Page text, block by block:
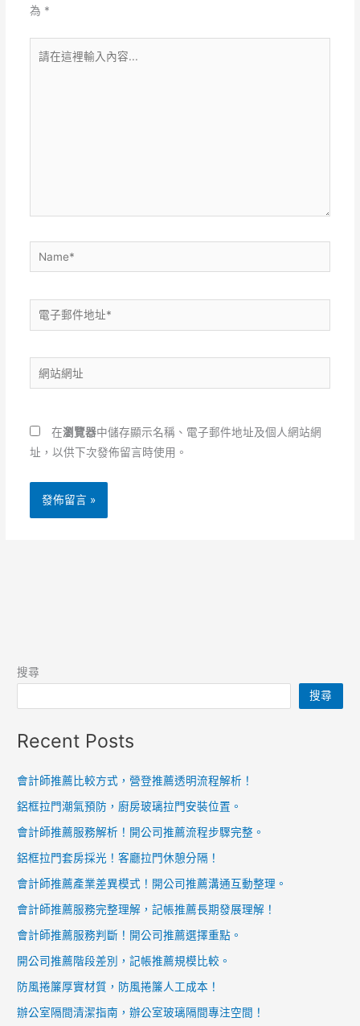
為 *
在
Name*
電
子
件
地
*
站
址
在瀏覽器中儲存顯示名稱、電子郵件地址及個人網站網
址，以供下次發佈留言時使用。
搜尋
搜尋
Recent Posts
會計師推薦比較方式，營登推薦透明流程解析！
鋁框拉門潮氣預防，廚房玻璃拉門安裝位置。
會計師推薦服務解析！開公司推薦流程步驟完整。
鋁框拉門套房採光！客廳拉門休憩分隔！
會計師推薦產業差異模式！開公司推薦溝通互動整理。
會計師推薦服務完整理解，記帳推薦長期發展理解！
會計師推薦服務判斷！開公司推薦選擇重點。
開公司推薦階段差別，記帳推薦規模比較。
防風捲簾厚實材質，防風捲簾人工成本！
辦公室隔間清潔指南，辦公室玻璃隔間專注空間！